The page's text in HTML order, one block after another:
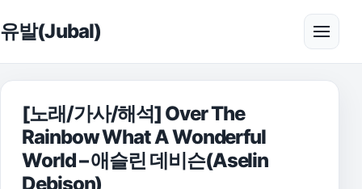
유발(Jubal) 메뉴
[노래/가사/해석] Over The
Rainbow What A Wonderful
World – 애슬린 데비슨(Aselin
Debison)